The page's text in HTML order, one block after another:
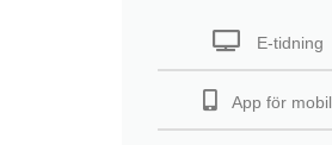
E-tidning
App för mobil